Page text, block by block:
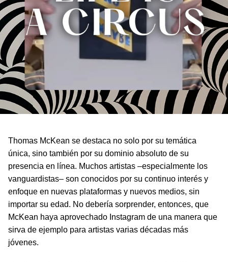
Thomas McKean se destaca no solo por su temática
única, sino también por su dominio absoluto de su
presencia en línea. Muchos artistas –especialmente los
vanguardistas– son conocidos por su continuo interés y
enfoque en nuevas plataformas y nuevos medios, sin
importar su edad. No debería sorprender, entonces, que
McKean haya aprovechado Instagram de una manera que
sirva de ejemplo para artistas varias décadas más
jóvenes.